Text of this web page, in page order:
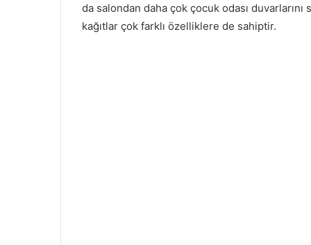
da salondan daha çok çocuk odası
kağıtlar çok farklı özelliklere de sahiptir.